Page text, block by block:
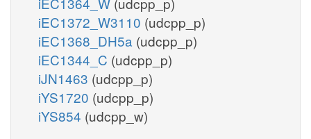
iEC1372_W3110 (udcpp_p)
iEC1368_DH5a (udcpp_p)
iEC1344_C (udcpp_p)
iJN1463 (udcpp_p)
iYS1720 (udcpp_p)
iYS854 (udcpp_w)